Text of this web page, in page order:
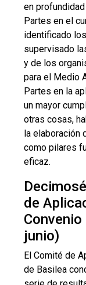
en
Partes en el
identificado
supervisado
y de los
para el Medio
Partes en la
un mayor
otras cosas,
la elaboración
como pilares
eficaz.
de
junio)
El Comité de
de Basilea